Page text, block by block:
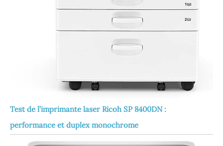
Test de l’imprimante laser Ricoh SP 8400DN :
performance et duplex monochrome